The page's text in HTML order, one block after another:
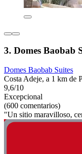
3. Domes Baobab
Domes Baobab Suites
Costa Adeje, a 1 km de
9,6/10
Excepcional
(600 comentarios)
"Un sitio maravilloso,